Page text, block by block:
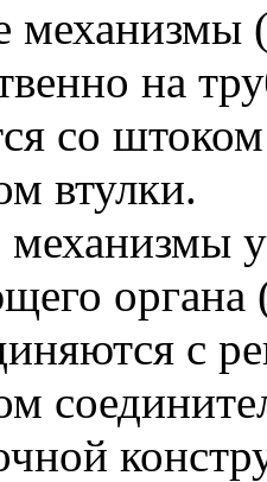
механизмы
на
со
втулки.
с